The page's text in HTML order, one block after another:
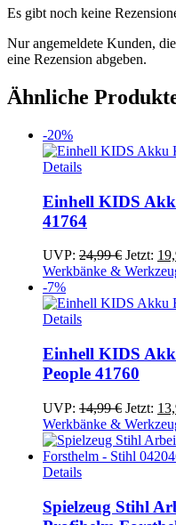
Es gibt noch keine
Nur angemeldete Kunden,
eine Rezension abgeben.
Ähnliche
-20%
Details
Einhell KIDS
41764
UVP: 24,99€
Preis
24,99 €
Jetzt:
Werkbänke &
-7%
Details
Einhell KIDS
People 41760
UVP: 14,99€
Preis
war:
14,99 €
Jetzt:
Werkbänke &
Details
Spielzeug Stihl